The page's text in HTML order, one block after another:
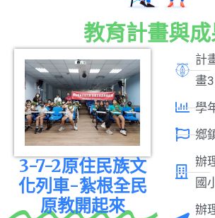
教育計畫與
3-7-2原住民族文
化列車-紮根全民
原教開起來
計
畫3
學
鄉
辦
國
辦